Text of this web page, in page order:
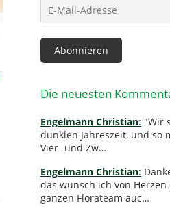
Mail-
Adresse
Abonnieren
Die neuesten
Engelmann Christian: "Wir
dunklen Jahreszeit, und so
Vier- und Zw…
Engelmann Christian:
das wünsch ich von Herzen
ganzen Florateam auc…